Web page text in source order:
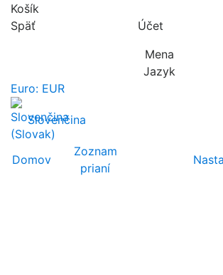
Košík
Späť
Účet
Mena
Jazyk
Euro: EUR
Slovenčina
Domov
Zoznam
prianí